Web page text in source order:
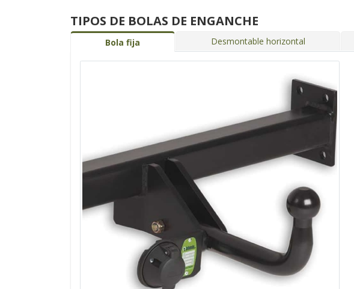
TIPOS DE BOLAS DE ENGANCHE
Bola fija Desmontable horizontal